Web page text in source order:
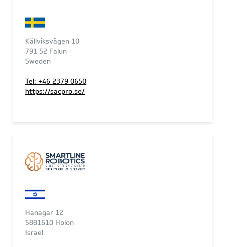
Källviksvägen 10
791 52 Falun
Sweden
Tel: +46 2379 0650
https://sacpro.se/
Hanagar 12
5881610 Holon
Israel